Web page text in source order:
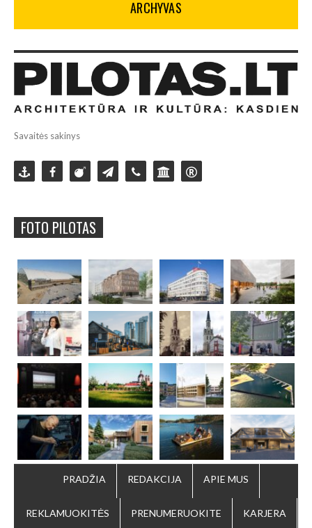
ARCHYVAS
Savaitės sakinys
FOTO PILOTAS
PRADŽIA REDAKCIJA APIE MUS
REKLAMUOKITĖS PRENUMERUOKITE KARJERA